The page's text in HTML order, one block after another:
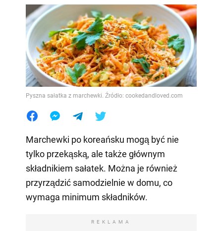
Pyszna sałatka z marchewki. Źródło: cookedandloved.com
Marchewki po koreańsku mogą być nie
tylko przekąską, ale także głównym
składnikiem sałatek. Można je również
przyrządzić samodzielnie w domu, co
wymaga minimum składników.
REKLAMA